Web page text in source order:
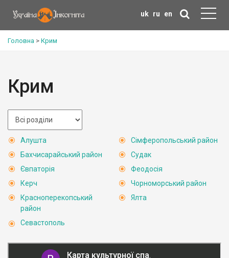
uk ru en
Головна > Крим
Крим
Алушта
Бахчисарайський район
Євпаторія
Керч
Красноперекопський
район
Севастополь
Сімферопольський район
Судак
Феодосія
Чорноморський район
Ялта